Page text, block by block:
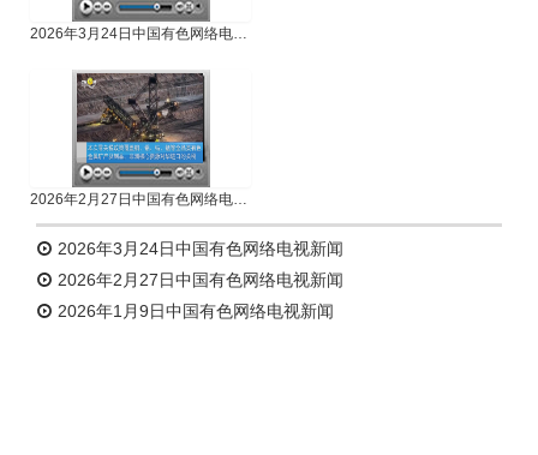
2026年3月24日中国有色网络电视新闻
2026年2月27日中国有色网络电视新闻
2026年3月24日中国有色网络电视新闻
2026年2月27日中国有色网络电视新闻
2026年1月9日中国有色网络电视新闻